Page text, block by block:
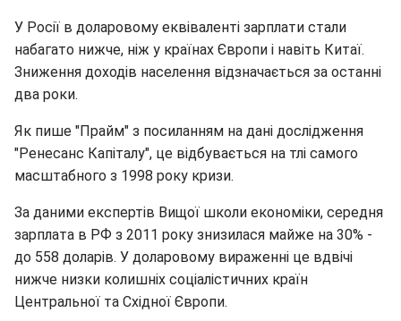
У Росії в доларовому еквіваленті зарплати стали
набагато нижче, ніж у країнах Європи і навіть Китаї.
Зниження доходів населення відзначається за останні
два роки.
Як пише "Прайм" з посиланням на дані дослідження
"Ренесанс Капіталу", це відбувається на тлі самого
масштабного з 1998 року кризи.
За даними експертів Вищої школи економіки, середня
зарплата в РФ з 2011 року знизилася майже на 30% -
до 558 доларів. У доларовому вираженні це вдвічі
нижче низки колишніх соціалістичних країн
Центральної та Східної Європи.